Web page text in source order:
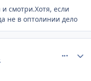
смотри.Хотя, если
не в оптолинии дело